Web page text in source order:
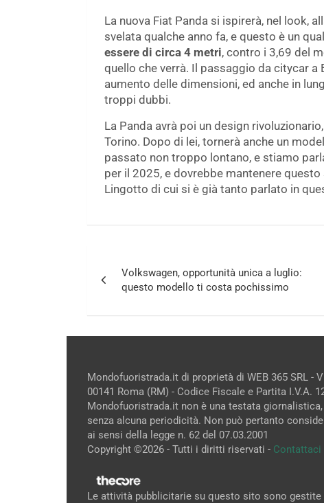
La nuova Fiat Panda si ispirerà, nel look,
svelata qualche anno fa, e questo è un
essere di circa 4 metri, contro i 3,69 del
quello che verrà. Il passaggio da citycar a
aumento delle dimensioni, ed anche in
troppi dubbi.
La Panda avrà poi un design
Torino. Dopo di lei, tornerà anche un
passato non troppo lontano, e stiamo
per il 2025, e dovrebbe mantenere
Lingotto di cui si è già tanto parlato in
articoli
Volkswagen, opportunità unica a luglio:
questo modello ti costa pochissimo
Mondofuoristrada.it di proprietà di WEB 365 SRL -
00141 Roma (RM) - Codice Fiscale e Partita I.V.A.
Mondofuoristrada.it non è una testata
senza alcuna periodicità. Non può pertanto
ai sensi della legge n. 62 del 07.03.2001
Copyright ©2026 - Tutti i diritti riservati - Contattaci
Le attività pubblicitarie su questo sito sono gestite